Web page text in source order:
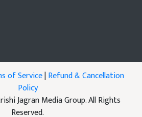
of Service|Refund & Cancellation
Policy
Jagran Media Group. All Rights
Reserved.